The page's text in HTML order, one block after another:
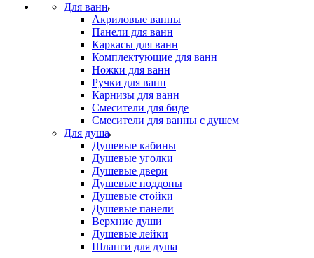
Для ванн
Акриловые ванны
Панели для ванн
Каркасы для ванн
Комплектующие для ванн
Ножки для ванн
Ручки для ванн
Карнизы для ванн
Смесители для биде
Смесители для ванны с душем
Для душа
Душевые кабины
Душевые уголки
Душевые двери
Душевые поддоны
Душевые стойки
Душевые панели
Верхние души
Душевые лейки
Шланги для душа